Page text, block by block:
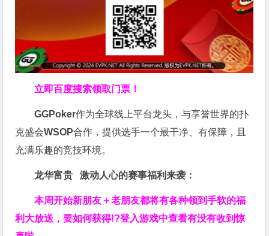
立即百度搜索领取门票！
GGPoker作为全球线上平台龙头，与享誉世界的扑
克盛会WSOP合作，提供选手一个最干净、有保障，且
充满乐趣的竞技环境。
龙华富贵 激动人心的赛事福利来袭：
本周开始新朋友＋老朋友都将有各种领到手软的福
利大放送，要如何获得!?登入游戏中查看有没有收到惊